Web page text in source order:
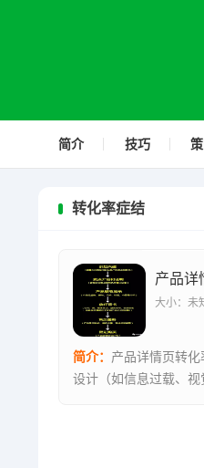
简介 技巧
转化率症结
大小：未
简介： 产品详情页转
设计（如信息过载、